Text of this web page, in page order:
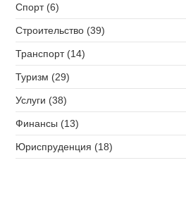
Спорт (6)
Строительство (39)
Транспорт (14)
Туризм (29)
Услуги (38)
Финансы (13)
Юриспруденция (18)